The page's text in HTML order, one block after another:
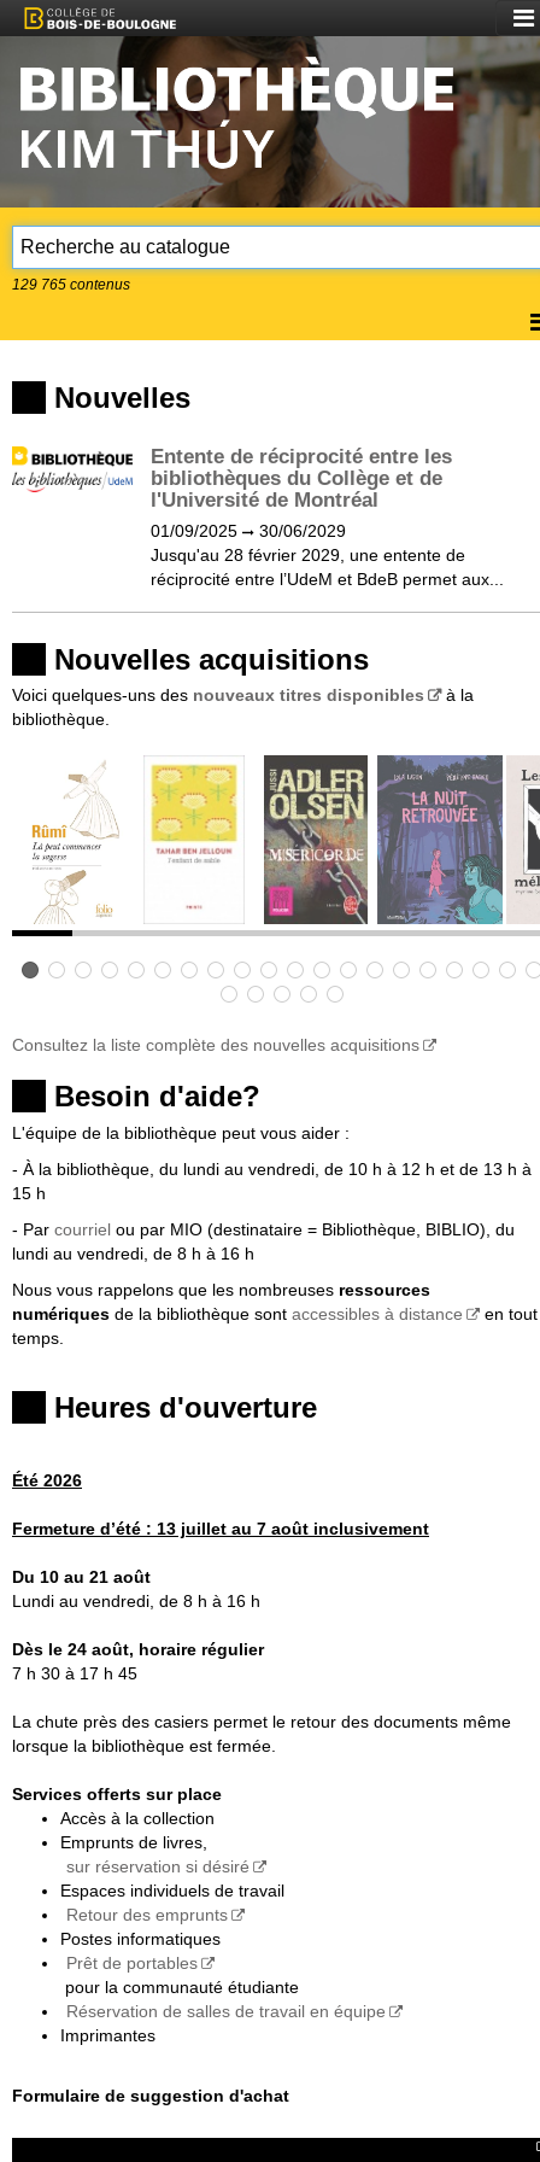
le
129 765 contenus
Nouvelles
Entente de réciprocité entre les
bibliothèques du Collège et de
l'Université de Montréal
01/09/2025 (?)30/06/2029
Jusqu'au 28 février 2029, une entente de
réciprocité entre l’UdeM et BdeB permet aux...
Nouvelles acquisitions
Voici quelques-uns des nouveaux titres disponibles
à la
bibliothèque.
Consultez la liste complète des nouvelles acquisitions
Besoin d'aide?
L'équipe de la bibliothèque peut vous aider :
- À la bibliothèque, du lundi au vendredi, de 10 h à 12 h et de 13 h à
15 h
- Par courriel ou par MIO (destinataire = Bibliothèque, BIBLIO), du
lundi au vendredi, de 8 h à 16 h
Nous vous rappelons que les nombreuses ressources
numériques de la bibliothèque sont accessibles à distance
en tout
temps.
Heures d'ouverture
Été 2026
Fermeture d’été : 13 juillet au 7 août inclusivement
Du 10 au 21 août
Lundi au vendredi, de 8 h à 16 h
Dès le 24 août, horaire régulier
7 h 30 à 17 h 45
La chute près des casiers permet le retour des documents même
lorsque la bibliothèque est fermée.
Services offerts sur place
Accès à la collection
Emprunts de livres,
sur réservation si désiré
Espaces individuels de travail
Retour des emprunts
Postes informatiques
Prêt de portables
pour la communauté étudiante
Réservation de salles de travail en équipe
Imprimantes
Formulaire de suggestion d'achat